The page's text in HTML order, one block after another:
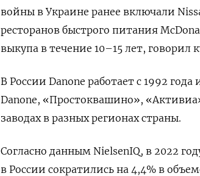
войны в Украине ранее включали
ресторанов быстрого питания
выкупа в течение 10–15 лет,
В России Danone работает с 1992
Danone, «Простоквашино»,
заводах в разных регионах страны.
Согласно данным NielsenIQ, в 2022
в России сократились на 4,4% в